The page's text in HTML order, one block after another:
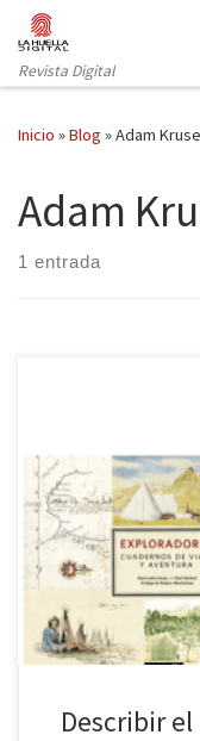
Saltar al contenido
Revista Digital
Inicio »Blog »Adam
Adam
1 entrada
«Un paseo visual por
titular la obra que hoy
recorridos por
obra de Huw Lewis-
de viaje y aventura
[…]
Describir